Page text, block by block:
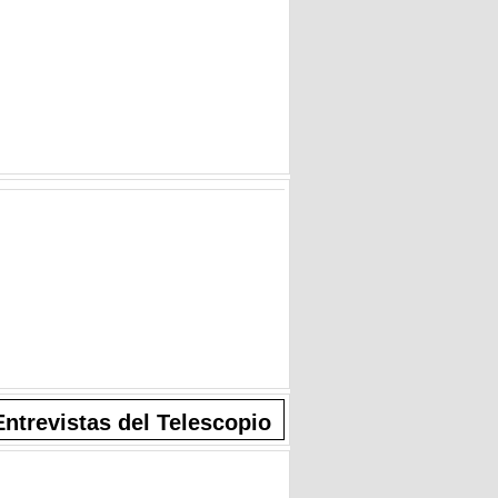
del Telescopio